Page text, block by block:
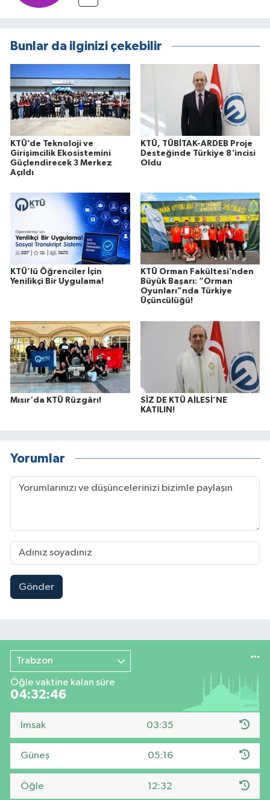
Bunlar da ilginizi çekebilir
KTÜ’de Teknoloji ve
Girişimcilik Ekosistemini
Güçlendirecek 3 Merkez
Açıldı
KTÜ, TÜBİTAK-ARDEB Proje
Desteğinde Türkiye 8'incisi
Oldu
KTÜ’lü Öğrenciler İçin
Yenilikçi Bir Uygulama!
KTÜ Orman Fakültesi’nden
Büyük Başarı: “Orman
Oyunları”nda Türkiye
Üçüncülüğü!
Mısır'da KTÜ Rüzgârı!
SİZ DE KTÜ AİLESİ’NE
KATILIN!
Yorumlar
Gönder
Trabzon
Öğle vaktine kalan süre
04:32:45
İmsak 03:35
Güneş 05:16
Öğle 12:32